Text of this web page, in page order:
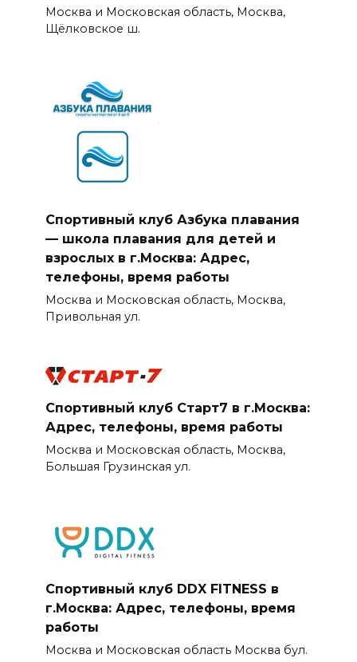
Москва и Московская область, Москва,
Щёлковское ш.
Спортивный клуб Азбука плавания
— школа плавания для детей и
взрослых в г.Москва: Адрес,
телефоны, время работы
Москва и Московская область, Москва,
Привольная ул.
Спортивный клуб Старт7 в г.Москва:
Адрес, телефоны, время работы
Москва и Московская область, Москва,
Большая Грузинская ул.
Спортивный клуб DDX FITNESS в
г.Москва: Адрес, телефоны, время
работы
Москва и Московская область Москва бул.